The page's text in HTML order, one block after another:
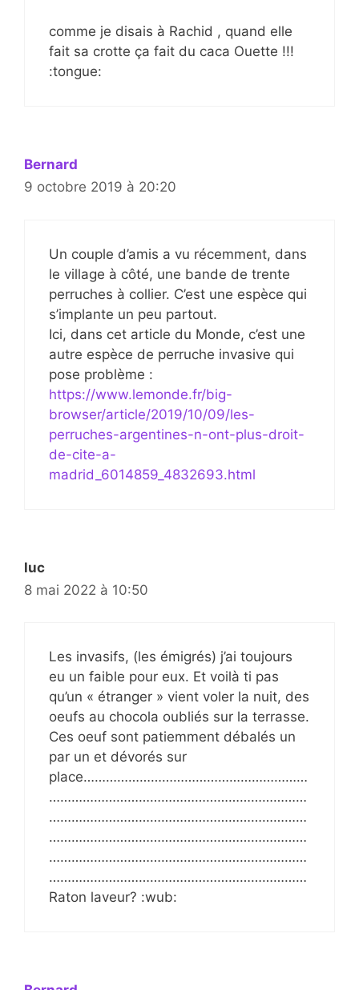
comme je disais à Rachid , quand elle
fait sa crotte ça fait du caca Ouette !!!
:tongue:
Bernard
9 octobre 2019 à 20:20
Un couple d’amis a vu récemment, dans
le village à côté, une bande de trente
perruches à collier. C’est une espèce qui
s’implante un peu partout.
Ici, dans cet article du Monde, c’est une
autre espèce de perruche invasive qui
pose problème :
https://www.lemonde.fr/big-
browser/article/2019/10/09/les-
perruches-argentines-n-ont-plus-droit-
de-cite-a-
madrid_6014859_4832693.html
luc
8 mai 2022 à 10:50
Les invasifs, (les émigrés) j’ai toujours
eu un faible pour eux. Et voilà ti pas
qu’un « étranger » vient voler la nuit, des
oeufs au chocola oubliés sur la terrasse.
Ces oeuf sont patiemment débalés un
par un et dévorés sur
place……………………………………………………
……………………………………………………………
……………………………………………………………
……………………………………………………………
……………………………………………………………
……………………………………………………………
Raton laveur? :wub: